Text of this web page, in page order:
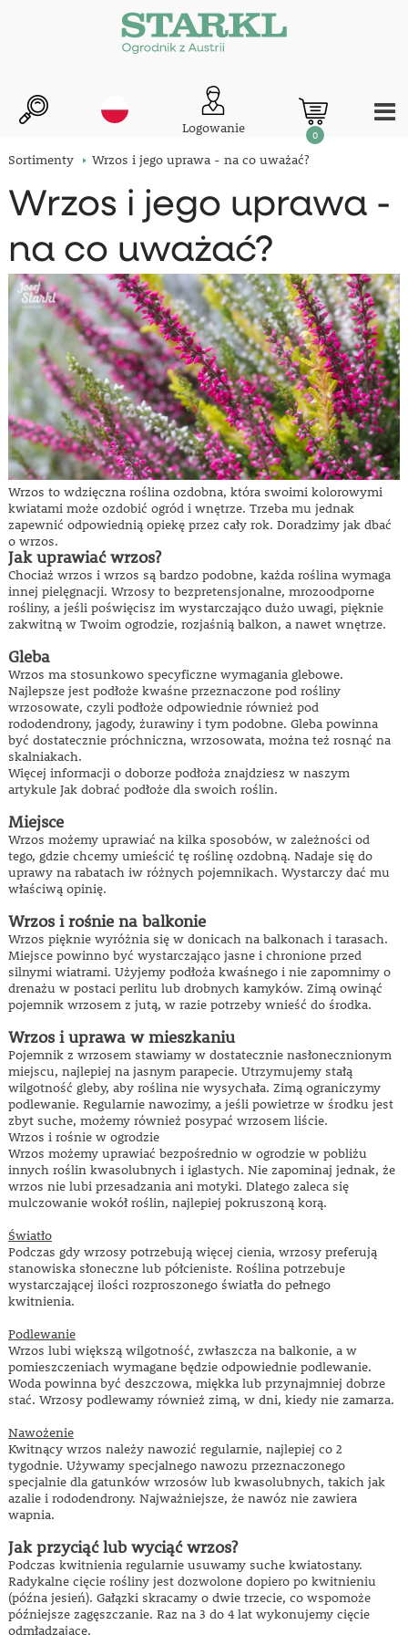
Logowanie 0
Sortimenty Wrzos i jego uprawa - na co uważać?
Wrzos i jego uprawa -
na co uważać?
Wrzos to wdzięczna roślina ozdobna, która swoimi kolorowymi
kwiatami może ozdobić ogród i wnętrze. Trzeba mu jednak
zapewnić odpowiednią opiekę przez cały rok. Doradzimy jak dbać
o wrzos.
Jak uprawiać wrzos?
Chociaż wrzos i wrzos są bardzo podobne, każda roślina wymaga
innej pielęgnacji. Wrzosy to bezpretensjonalne, mrozoodporne
rośliny, a jeśli poświęcisz im wystarczająco dużo uwagi, pięknie
zakwitną w Twoim ogrodzie, rozjaśnią balkon, a nawet wnętrze.
Gleba
Wrzos ma stosunkowo specyficzne wymagania glebowe.
Najlepsze jest podłoże kwaśne przeznaczone pod rośliny
wrzosowate, czyli podłoże odpowiednie również pod
rododendrony, jagody, żurawiny i tym podobne. Gleba powinna
być dostatecznie próchniczna, wrzosowata, można też rosnąć na
skalniakach.
Więcej informacji o doborze podłoża znajdziesz w naszym
artykule Jak dobrać podłoże dla swoich roślin.
Miejsce
Wrzos możemy uprawiać na kilka sposobów, w zależności od
tego, gdzie chcemy umieścić tę roślinę ozdobną. Nadaje się do
uprawy na rabatach iw różnych pojemnikach. Wystarczy dać mu
właściwą opinię.
Wrzos i rośnie na balkonie
Wrzos pięknie wyróżnia się w donicach na balkonach i tarasach.
Miejsce powinno być wystarczająco jasne i chronione przed
silnymi wiatrami. Użyjemy podłoża kwaśnego i nie zapomnimy o
drenażu w postaci perlitu lub drobnych kamyków. Zimą owinąć
pojemnik wrzosem z jutą, w razie potrzeby wnieść do środka.
Wrzos i uprawa w mieszkaniu
Pojemnik z wrzosem stawiamy w dostatecznie nasłonecznionym
miejscu, najlepiej na jasnym parapecie. Utrzymujemy stałą
wilgotność gleby, aby roślina nie wysychała. Zimą ograniczymy
podlewanie. Regularnie nawozimy, a jeśli powietrze w środku jest
zbyt suche, możemy również posypać wrzosem liście.
Wrzos i rośnie w ogrodzie
Wrzos możemy uprawiać bezpośrednio w ogrodzie w pobliżu
innych roślin kwasolubnych i iglastych. Nie zapominaj jednak, że
wrzos nie lubi przesadzania ani motyki. Dlatego zaleca się
mulczowanie wokół roślin, najlepiej pokruszoną korą.
Światło
Podczas gdy wrzosy potrzebują więcej cienia, wrzosy preferują
stanowiska słoneczne lub półcieniste. Roślina potrzebuje
wystarczającej ilości rozproszonego światła do pełnego
kwitnienia.
Podlewanie
Wrzos lubi większą wilgotność, zwłaszcza na balkonie, a w
pomieszczeniach wymagane będzie odpowiednie podlewanie.
Woda powinna być deszczowa, miękka lub przynajmniej dobrze
stać. Wrzosy podlewamy również zimą, w dni, kiedy nie zamarza.
Nawożenie
Kwitnący wrzos należy nawozić regularnie, najlepiej co 2
tygodnie. Używamy specjalnego nawozu przeznaczonego
specjalnie dla gatunków wrzosów lub kwasolubnych, takich jak
azalie i rododendrony. Najważniejsze, że nawóz nie zawiera
wapnia.
Jak przyciąć lub wyciąć wrzos?
Podczas kwitnienia regularnie usuwamy suche kwiatostany.
Radykalne cięcie rośliny jest dozwolone dopiero po kwitnieniu
(późna jesień). Gałązki skracamy o dwie trzecie, co wspomoże
późniejsze zagęszczanie. Raz na 3 do 4 lat wykonujemy cięcie
odmładzające.